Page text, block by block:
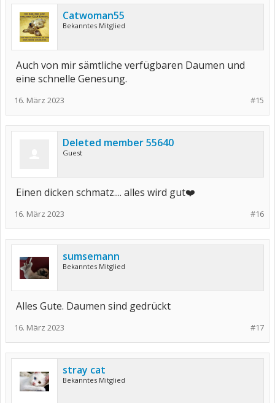
Catwoman55
Bekanntes Mitglied
Auch von mir sämtliche verfügbaren Daumen und
eine schnelle Genesung.
#15
16. März 2023
Deleted member 55640
Guest
Einen dicken schmatz.... alles wird gut❤️
#16
16. März 2023
sumsemann
Bekanntes Mitglied
Alles Gute. Daumen sind gedrückt
#17
16. März 2023
stray cat
Bekanntes Mitglied